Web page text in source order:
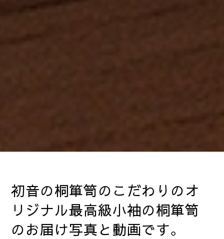
初音の桐箪笥のこだわりのオ
リジナル最高級小袖の桐箪笥
のお届け写真と動画です。